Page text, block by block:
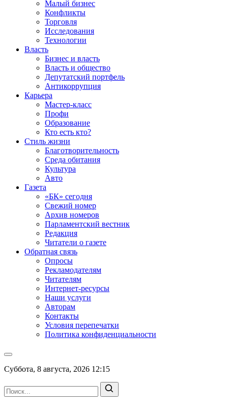
Малый бизнес
Конфликты
Торговля
Исследования
Технологии
Власть
Бизнес и власть
Власть и общество
Депутатский портфель
Антикоррупция
Карьера
Мастер-класс
Профи
Образование
Кто есть кто?
Стиль жизни
Благотворительность
Среда обитания
Культура
Авто
Газета
«БК» сегодня
Свежий номер
Архив номеров
Парламентский вестник
Редакция
Читатели о газете
Обратная связь
Опросы
Рекламодателям
Читателям
Интернет-ресурсы
Наши услуги
Авторам
Контакты
Условия перепечатки
Политика конфиденциальности
Суббота, 8 августа, 2026 12:15